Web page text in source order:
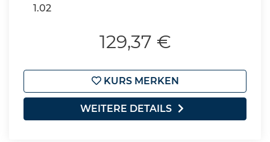
1.02
129,37 €
KURS MERKEN
WEITERE DETAILS